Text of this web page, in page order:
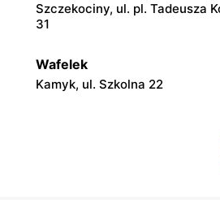
Szczekociny, ul. pl. Tadeusza
31
Wafelek
Kamyk, ul. Szkolna 22
Częstochowa, ul. Sabinowska